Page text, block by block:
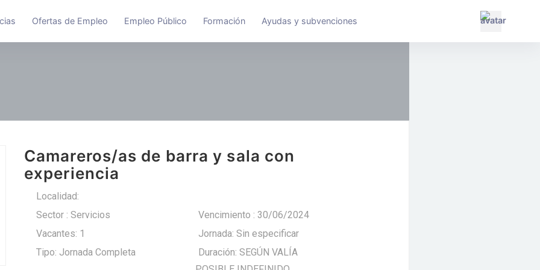
Ofertas de Empleo Empleo Público Formación Ayudas y subvenciones
Camareros/as de barra y sala con
experiencia
Localidad:
Sector : Servicios
Vencimiento : 30/06/2024
Vacantes: 1
Jornada: Sin especificar
Tipo: Jornada Completa
Duración: SEGÚN VALÍA